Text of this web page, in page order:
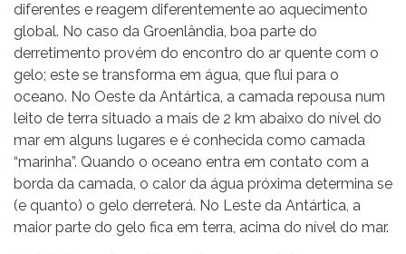
diferentes e reagem diferentemente ao aquecimento
global. No caso da Groenlândia, boa parte do
derretimento provém do encontro do ar quente com o
gelo; este se transforma em água, que flui para o
oceano. No Oeste da Antártica, a camada repousa num
leito de terra situado a mais de 2 km abaixo do nível do
mar em alguns lugares e é conhecida como camada
“marinha”. Quando o oceano entra em contato com a
borda da camada, o calor da água próxima determina se
(e quanto) o gelo derreterá. No Leste da Antártica, a
maior parte do gelo fica em terra, acima do nível do mar.